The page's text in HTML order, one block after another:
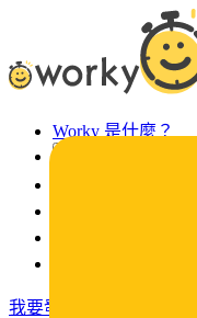
Worky 是什麼？
我要發工作